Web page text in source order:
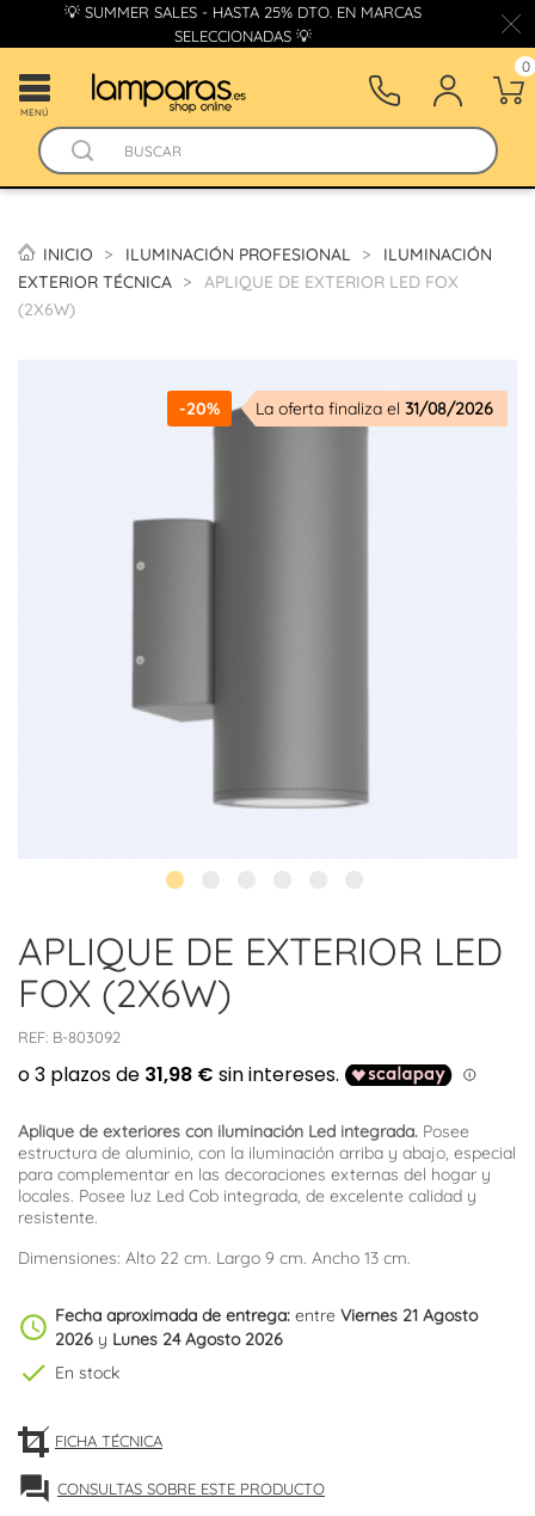
💡 SUMMER SALES - HASTA 25% DTO. EN MARCAS
SELECCIONADAS 💡
MENÚ
0
INICIO ILUMINACIÓN PROFESIONAL
ILUMINACIÓN
EXTERIOR TÉCNICA
APLIQUE DE EXTERIOR LED FOX
(2X6W)
-20% La oferta finaliza el 31/08/2026
APLIQUE DE EXTERIOR LED
FOX (2X6W)
REF: B-803092
Aplique de exteriores con iluminación Led integrada. Posee
estructura de aluminio, con la iluminación arriba y abajo, especial
para complementar en las decoraciones externas del hogar y
locales. Posee luz Led Cob integrada, de excelente calidad y
resistente.
Dimensiones: Alto 22 cm. Largo 9 cm. Ancho 13 cm.
schedule Fecha aproximada de entrega: entre Viernes 21 Agosto
2026 y Lunes 24 Agosto 2026
check En stock
FICHA TÉCNICA
forum CONSULTAS SOBRE ESTE PRODUCTO